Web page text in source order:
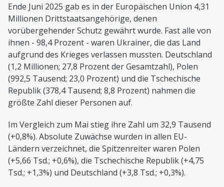
Ende Juni 2025 gab es in der Europäischen Union 4,31
Millionen Drittstaatsangehörige, denen
vorübergehender Schutz gewährt wurde. Fast alle von
ihnen - 98,4 Prozent - waren Ukrainer, die das Land
aufgrund des Krieges verlassen mussten. Deutschland
(1,2 Millionen; 27,8 Prozent der Gesamtzahl), Polen
(992,5 Tausend; 23,0 Prozent) und die Tschechische
Republik (378,4 Tausend; 8,8 Prozent) nahmen die
größte Zahl dieser Personen auf.
Im Vergleich zum Mai stieg ihre Zahl um 32,9 Tausend
(+0,8%). Absolute Zuwächse wurden in allen EU-
Ländern verzeichnet, die Spitzenreiter waren Polen
(+5,66 Tsd.; +0,6%), die Tschechische Republik (+4,75
Tsd.; +1,3%) und Deutschland (+3,8 Tsd.; +0,3%).